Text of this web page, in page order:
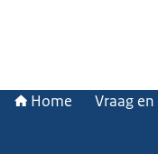
Home Vraag